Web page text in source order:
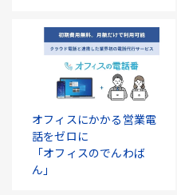
オフィスにかかる営業電
話をゼロに
「オフィスのでんわば
ん」